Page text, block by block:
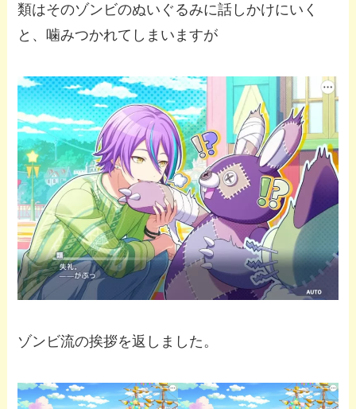
類はそのゾンビのぬいぐるみに話しかけにいく
と、噛みつかれてしまいますが
ゾンビ流の挨拶を返しました。